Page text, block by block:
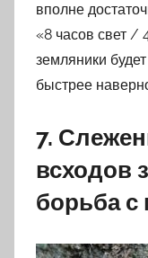
вполне
«8 часов свет /
земляники
быстрее
7.
всходов
борьба с